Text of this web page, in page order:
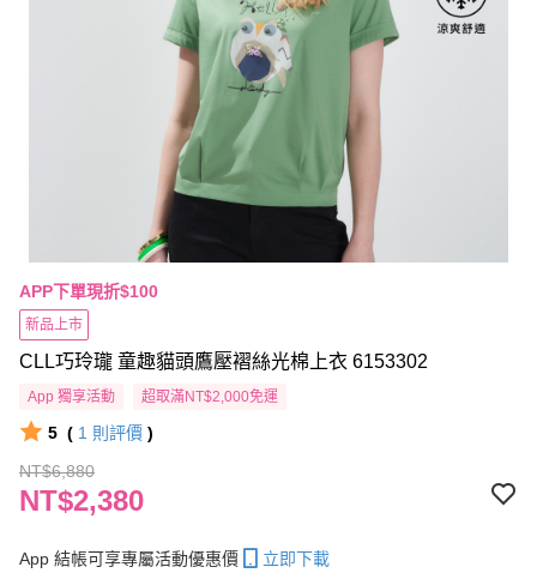
APP下單現折$100
新品上市
CLL巧玲瓏 童趣貓頭鷹壓褶絲光棉上衣 6153302
App 獨享活動 超取滿NT$2,000免運
5 ( 1 則評價 )
NT$6,880
NT$2,380
App 結帳可享專屬活動優惠價 立即下載